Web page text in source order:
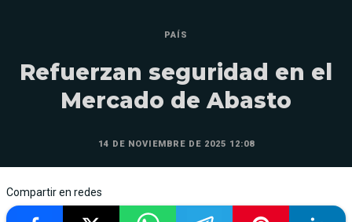
PAÍS
Refuerzan seguridad en el
Mercado de Abasto
14 DE NOVIEMBRE DE 2025 12:08
Compartir en redes